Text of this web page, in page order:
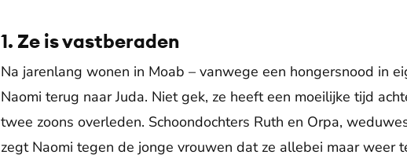
1. Ze is vastberaden
Na jarenlang wonen in Moab – vanwege een hongersnood in
Naomi terug naar Juda. Niet gek, ze heeft een moeilijke tijd
twee zoons overleden. Schoondochters Ruth en Orpa,
zegt Naomi tegen de jonge vrouwen dat ze allebei maar weer